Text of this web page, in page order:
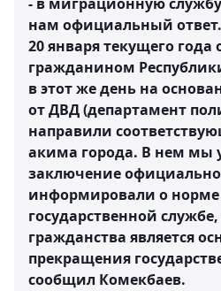
нам официальный ответ.
20 января текущего года
гражданином
в этот же день на
от ДВД (департамент
направили
акима города. В нем мы
заключение
информировали о норме
государственной
гражданства является
прекращения
сообщил Комекбаев.